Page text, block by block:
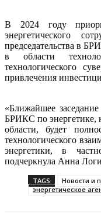
В 2024 году
энергетического
председательства в
в области
технологического
привлечения
«Ближайшее
БРИКС по энергетике,
области, будет
технологического
энергетики, в
подчеркнула Анна
TAGS Новости и
энергетическое